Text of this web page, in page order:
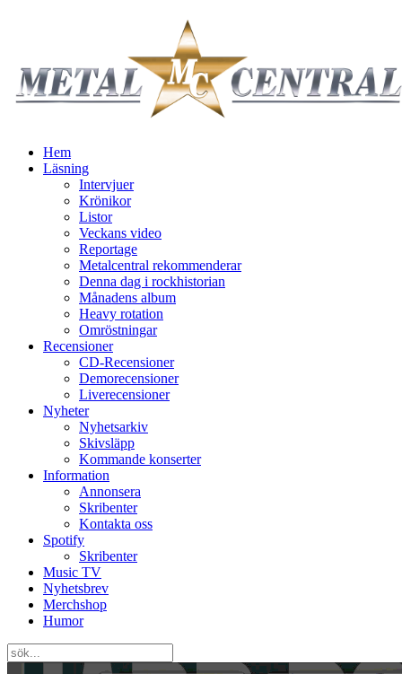
Hem
Läsning
Intervjuer
Krönikor
Listor
Veckans video
Reportage
Metalcentral rekommenderar
Denna dag i rockhistorian
Månadens album
Heavy rotation
Omröstningar
Recensioner
CD-Recensioner
Demorecensioner
Liverecensioner
Nyheter
Nyhetsarkiv
Skivsläpp
Kommande konserter
Information
Annonsera
Skribenter
Kontakta oss
Spotify
Skribenter
Music TV
Nyhetsbrev
Merchshop
Humor